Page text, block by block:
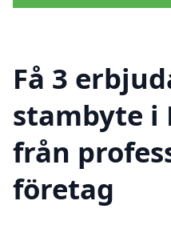
Få 3
stambyte i
från
företag